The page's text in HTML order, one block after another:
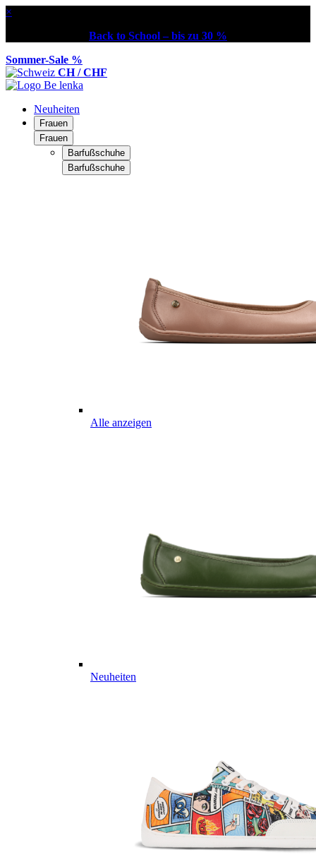
×
Back to School – bis zu 30 %
Sommer-Sale %
CH / CHF
Neuheiten
Frauen
Frauen
Barfußschuhe
Barfußschuhe
Alle anzeigen
Neuheiten